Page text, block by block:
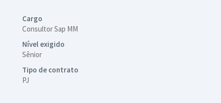
Cargo
Consultor Sap MM
Nível exigido
Sênior
Tipo de contrato
PJ